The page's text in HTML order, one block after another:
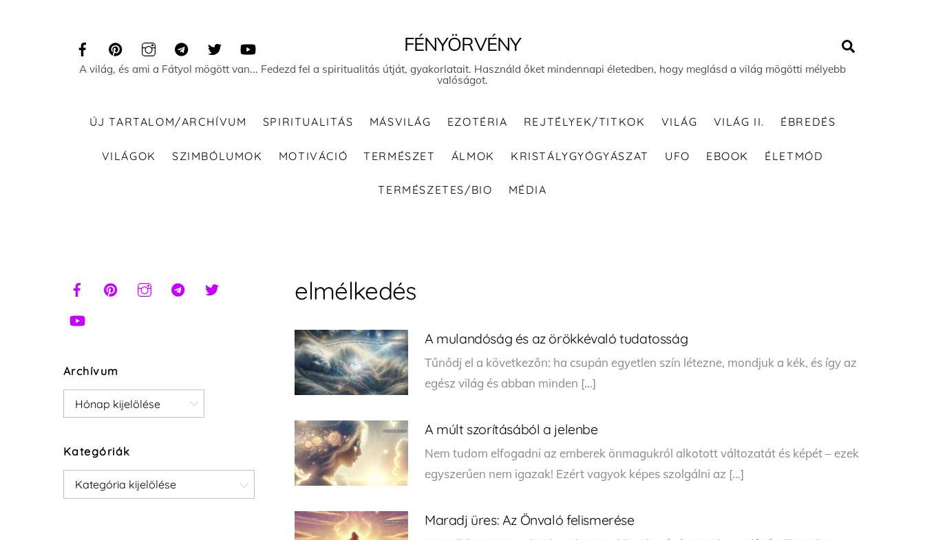
FÉNYÖRVÉNY
A világ, és ami a Fátyol mögött van... Fedezd fel a spiritualitás útját, gyakorlatait. Használd őket mindennapi életedben, hogy meglásd a világ mögötti mélyebb
valóságot.
ÚJ TARTALOM/ARCHÍVUM SPIRITUALITÁS MÁSVILÁG EZOTÉRIA REJTÉLYEK/TITKOK VILÁG VILÁG II. ÉBREDÉS
VILÁGOK SZIMBÓLUMOK MOTIVÁCIÓ TERMÉSZET ÁLMOK KRISTÁLYGYÓGYÁSZAT UFO EBOOK ÉLETMÓD
TERMÉSZETES/BIO MÉDIA
elmélkedés
A mulandóság és az örökkévaló tudatosság
Tűnődj el a következőn: ha csupán egyetlen szín létezne, mondjuk a kék, és így az
egész világ és abban minden […]
A múlt szorításából a jelenbe
Nem tudom elfogadni az emberek önmagukról alkotott változatát és képét – ezek
egyszerűen nem igazak! Ezért vagyok képes szolgálni az […]
Maradj üres: Az Önvaló felismerése
Archívum
Archívum
Kategóriák
Kategóriák